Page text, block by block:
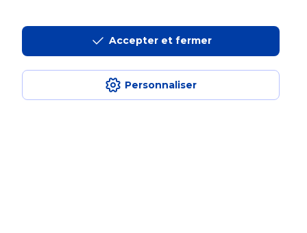
Personnaliser
Accepter et fermer
Conformité